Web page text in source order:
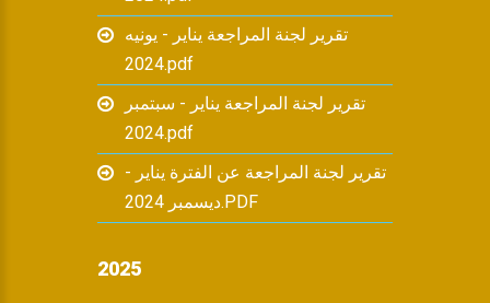
تقرير لجنة المراجعة يناير - يونيه
2024.pdf
تقرير لجنة المراجعة يناير - سبتمبر
2024.pdf
تقرير لجنة المراجعة عن الفترة يناير -
ديسمبر 2024.PDF
2025